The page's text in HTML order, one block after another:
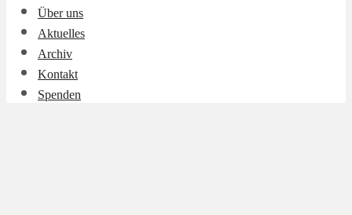
Über uns
Aktuelles
Archiv
Kontakt
Spenden